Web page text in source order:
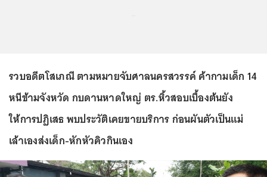
รวบอดีตโสเภณี ตามหมายจับศาลนครสวรรค์ ค้ากามเด็ก 14
หนีข้ามจังหวัด กบดานหาดใหญ่ ตร.หิ้วสอบเบื้องต้นยัง
ให้การปฏิเสธ พบประวัติเคยขายบริการ ก่อนผันตัวเป็นแม่
เล้าเองส่งเด็ก-หักหัวคิวกินเอง